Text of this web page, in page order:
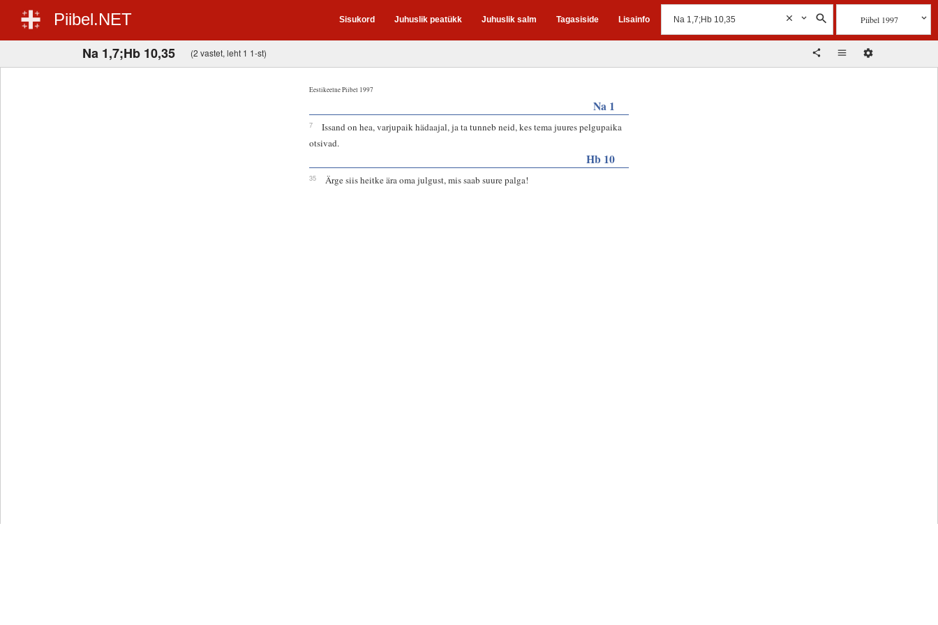
Piibel.NET Sisukord Juhuslik peatükk Juhuslik salm Tagasiside Lisainfo Piibel 1997
Na 1,7;Hb 10,35 (2 vastet, leht 1 1-st)
Eestikeelne Piibel 1997
Na 1
7
Issand on hea, varjupaik hädaajal, ja ta tunneb neid, kes tema juures pelgupaika
otsivad.
Hb 10
35 Ärge siis heitke ära oma julgust, mis saab suure palga!